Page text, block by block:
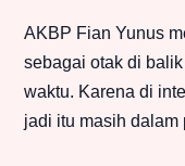
AKBP Fian Yunus
sebagai otak di
waktu. Karena di
jadi itu masih